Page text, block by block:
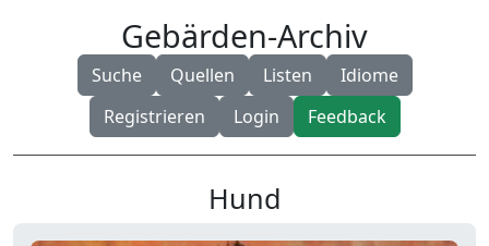
Gebärden-Archiv
Suche Quellen Listen
Idiome
Registrieren
Login Feedback
Hund